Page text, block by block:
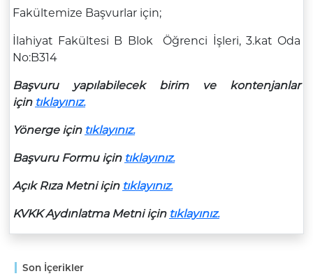
Son İçerikler
Fakültemize Başvurlar için;
İlahiyat Fakültesi B Blok Öğrenci İşleri, 3.kat Oda
No:B314
Başvuru yapılabilecek birim ve kontenjanlar
için tıklayınız.
Yönerge için tıklayınız.
Başvuru Formu için tıklayınız.
Açık Rıza Metni için tıklayınız.
KVKK Aydınlatma Metni için tıklayınız.